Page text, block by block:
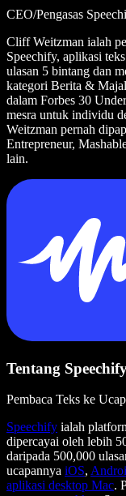
CEO/Pengasas
Cliff Weitzman ialah
Speechify, aplikasi
ulasan 5 bintang dan
kategori Berita &
dalam Forbes 30
mesra untuk individu
Weitzman pernah
Entrepreneur,
lain.
Tentang
Pembaca Teks ke
Speechify ialah
dipercayai oleh lebih
daripada 500,000
ucapannya iOS,
aplikasi desktop Mac.